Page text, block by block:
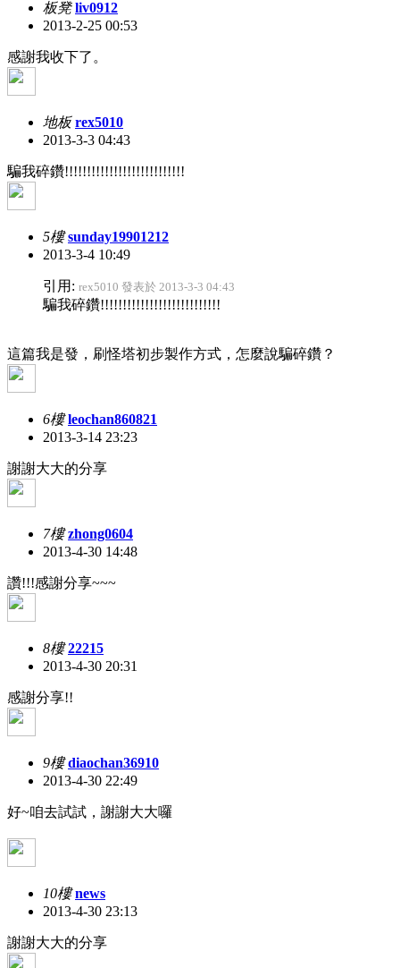
板凳 liv0912
2013-2-25 00:53
感謝我收下了。
地板 rex5010
2013-3-3 04:43
騙我碎鑽!!!!!!!!!!!!!!!!!!!!!!!!!!!
5樓 sunday19901212
2013-3-4 10:49
引用: rex5010 發表於 2013-3-3 04:43
騙我碎鑽!!!!!!!!!!!!!!!!!!!!!!!!!!!
這篇我是發，刷怪塔初步製作方式，怎麼說騙碎鑽？
6樓 leochan860821
2013-3-14 23:23
謝謝大大的分享
7樓 zhong0604
2013-4-30 14:48
讚!!!感謝分享~~~
8樓 22215
2013-4-30 20:31
感謝分享!!
9樓 diaochan36910
2013-4-30 22:49
好~咱去試試，謝謝大大囉
10樓 news
2013-4-30 23:13
謝謝大大的分享